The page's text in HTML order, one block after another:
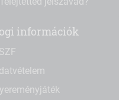
információk